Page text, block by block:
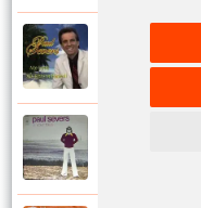
My love